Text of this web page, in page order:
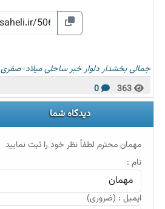
جمالیبخشداردلوارخبرساحلیمیلاد-صفری
دیدگاه شما
مهمان محترم لطفاً نظر خود را ثبت نمایید
نام :
ایمیل : (ضروری)